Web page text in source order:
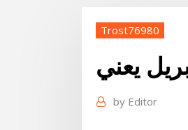
Trost76980
يعني
by Editor